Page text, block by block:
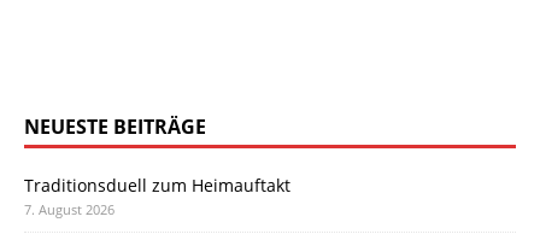
NEUESTE BEITRÄGE
Traditionsduell zum Heimauftakt
7. August 2026